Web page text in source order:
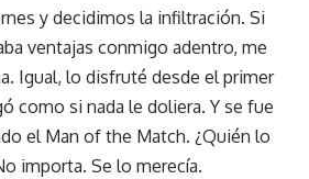
y decidimos la infiltración. Si
ventajas conmigo adentro, me
Igual, lo disfruté desde el primer
como si nada le doliera. Y se fue
el Man of the Match. ¿Quién lo
importa. Se lo merecía.